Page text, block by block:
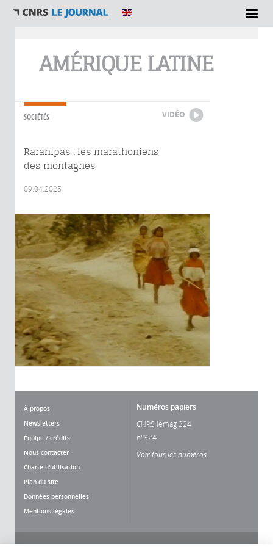
AMÉRIQUE LATINE
SOCIÉTÉS VIDÉO
Rarahipas : les marathoniens
des montagnes
09.04.2025
À propos
Newsletters
Équipe / crédits
Nous contacter
Charte d'utilisation
Plan du site
Données personnelles
Mentions légales
Numéros papiers
CNRS lemag 324
n°324
Voir tous les numéros